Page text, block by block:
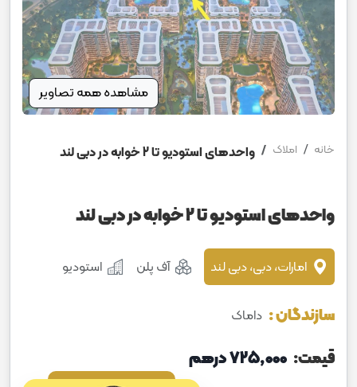
مشاهده همه تصاویر
خانه املاک واحدهای استودیو تا 2 خوابه در دبی لند
واحدهای استودیو تا 2 خوابه در دبی لند
امارات، دبی، دبی لند آف پلن استودیو
سازندگان : داماک
قیمت: 725٬000 درهم